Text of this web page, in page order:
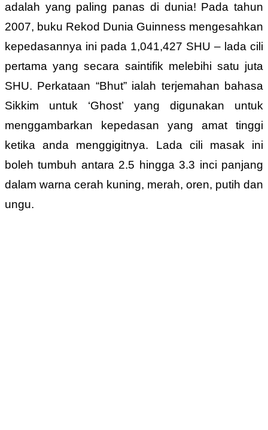
adalah yang paling panas di dunia! Pada tahun
2007, buku Rekod Dunia Guinness mengesahkan
kepedasannya ini pada 1,041,427 SHU – lada cili
pertama yang secara saintifik melebihi satu juta
SHU. Perkataan “Bhut” ialah terjemahan bahasa
Sikkim untuk ‘Ghost’ yang digunakan untuk
menggambarkan kepedasan yang amat tinggi
ketika anda menggigitnya. Lada cili masak ini
boleh tumbuh antara 2.5 hingga 3.3 inci panjang
dalam warna cerah kuning, merah, oren, putih dan
ungu.